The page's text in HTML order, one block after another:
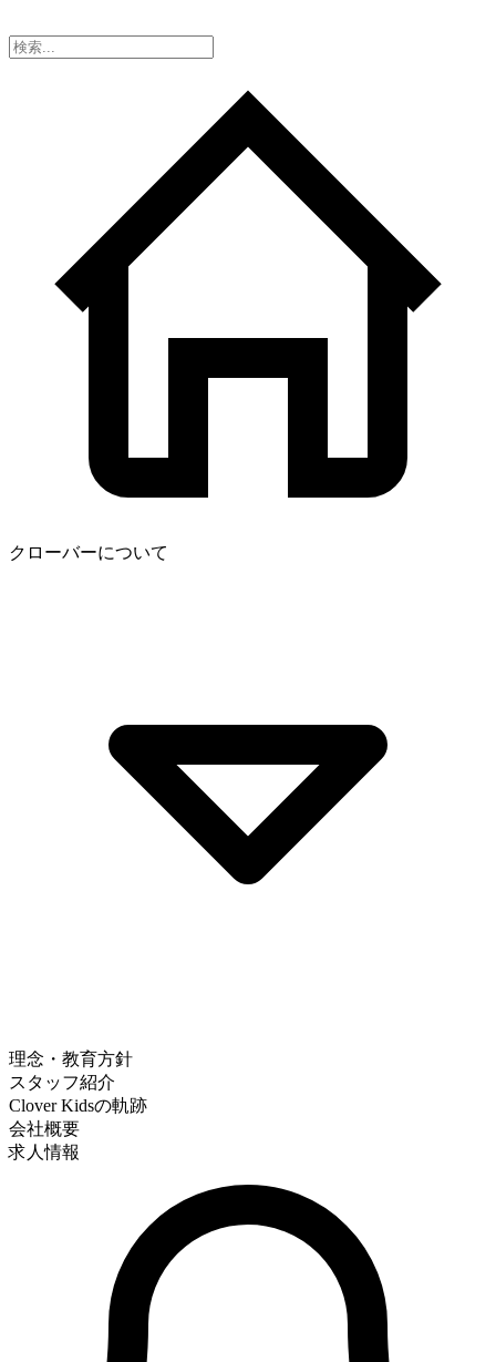
クローバーについて
理念・教育方針
スタッフ紹介
Clover Kidsの軌跡
会社概要
求人情報